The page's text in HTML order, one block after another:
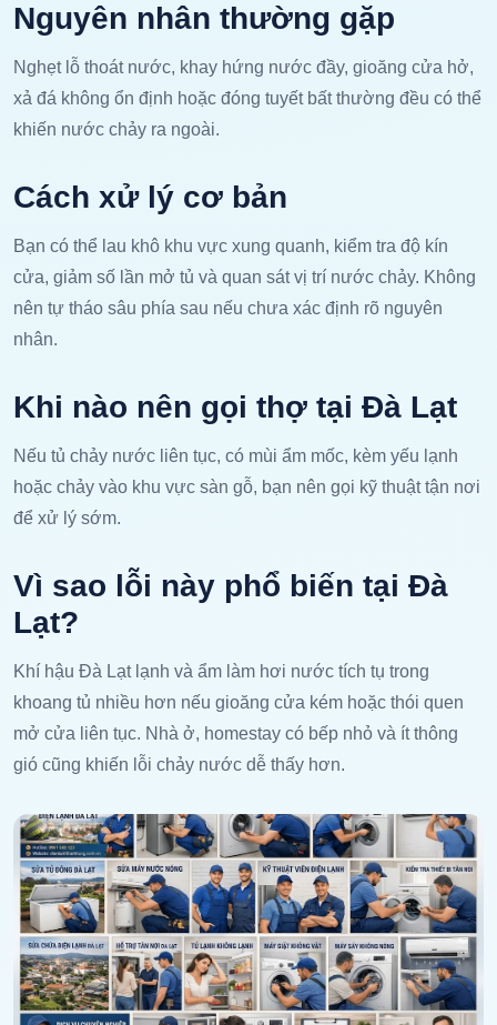
Nguyên nhân thường gặp
Nghẹt lỗ thoát nước, khay hứng nước đầy, gioăng cửa hở,
xả đá không ổn định hoặc đóng tuyết bất thường đều có thể
khiến nước chảy ra ngoài.
Cách xử lý cơ bản
Bạn có thể lau khô khu vực xung quanh, kiểm tra độ kín
cửa, giảm số lần mở tủ và quan sát vị trí nước chảy. Không
nên tự tháo sâu phía sau nếu chưa xác định rõ nguyên
nhân.
Khi nào nên gọi thợ tại Đà Lạt
Nếu tủ chảy nước liên tục, có mùi ẩm mốc, kèm yếu lạnh
hoặc chảy vào khu vực sàn gỗ, bạn nên gọi kỹ thuật tận nơi
để xử lý sớm.
Vì sao lỗi này phổ biến tại Đà
Lạt?
Khí hậu Đà Lạt lạnh và ẩm làm hơi nước tích tụ trong
khoang tủ nhiều hơn nếu gioăng cửa kém hoặc thói quen
mở cửa liên tục. Nhà ở, homestay có bếp nhỏ và ít thông
gió cũng khiến lỗi chảy nước dễ thấy hơn.